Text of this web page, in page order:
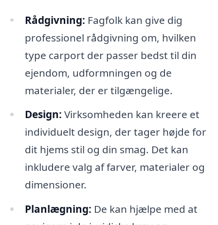
Rådgivning: Fagfolk kan give dig
professionel rådgivning om, hvilken
type carport der passer bedst til din
ejendom, udformningen og de
materialer, der er tilgængelige.
Design: Virksomheden kan kreere et
individuelt design, der tager højde for
dit hjems stil og din smag. Det kan
inkludere valg af farver, materialer og
dimensioner.
Planlægning: De kan hjælpe med at